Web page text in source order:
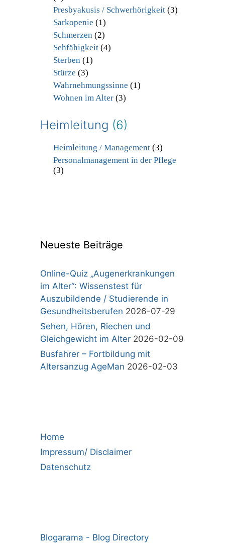
Presbyakusis / Schwerhörigkeit(3)
Sarkopenie (1)
Schmerzen (2)
Sehfähigkeit(4)
Sterben (1)
Stürze (3)
Wahrnehmungssinne (1)
Wohnen im Alter(3)
Heimleitung (6)
Heimleitung / Management(3)
Personalmanagement in der Pflege
(3)
Neueste Beiträge
Online-Quiz „Augenerkrankungen
im Alter“: Wissenstest für
Auszubildende / Studierende in
Gesundheitsberufen 2026-07-29
Sehen, Hören, Riechen und
Gleichgewicht im Alter 2026-02-09
Busfahrer – Fortbildung mit
Altersanzug AgeMan 2026-02-03
Home
Impressum/ Disclaimer
Datenschutz
Blogarama - Blog Directory